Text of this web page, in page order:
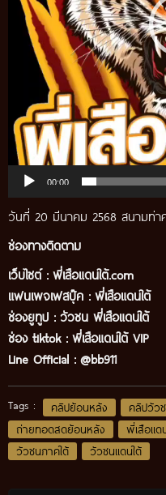
00:00
วันที่ 20 มีนาคม 2568 สนามท่า
ช่องทางติดตาม
เว็บไซต์ : พี่เสือแดนใต้.com
แฟนเพจเฟสบุ๊ค : พี่เสือแดนใต้
ช่องยูทูป : วัวชน พี่เสือแดนใต้
ช่อง tiktok : พี่เสือแดนใต้ VIP
Line Official : @bb911
Tags : คลิปย้อนหลัง คลิปวัว
ถ่ายทอดสดย้อนหลัง
พี่เสือแด
วัวชนภาคใต้
วัวชนแดนใต้